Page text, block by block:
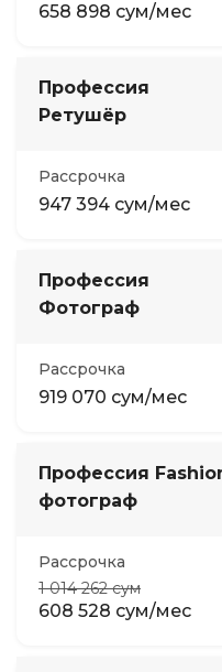
658 898 сум/мес
Профессия
Ретушёр
Рассрочка
947 394 сум/мес
Профессия
Фотограф
Рассрочка
919 070 сум/мес
Профессия
фотограф
Рассрочка
1 014 262 сум
608 528 сум/мес